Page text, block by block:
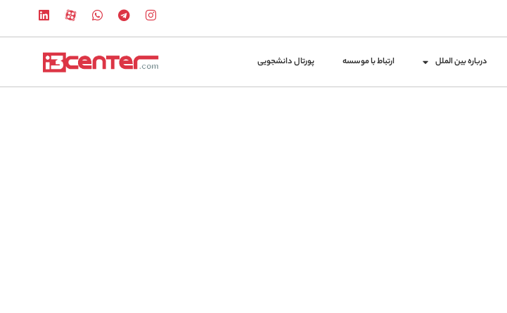
درباره بین الملل ارتباط با موسسه پورتال دانشجویی